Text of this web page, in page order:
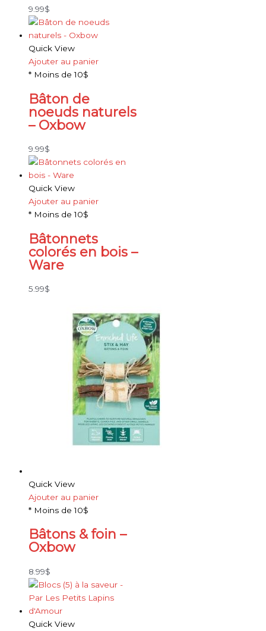
9.99$
Quick View
Ajouter au panier
* Moins de 10$
Bâton de
noeuds naturels
– Oxbow
9.99$
Quick View
Ajouter au panier
* Moins de 10$
Bâtonnets
colorés en bois –
Ware
5.99$
Quick View
Ajouter au panier
* Moins de 10$
Bâtons & foin –
Oxbow
8.99$
Quick View